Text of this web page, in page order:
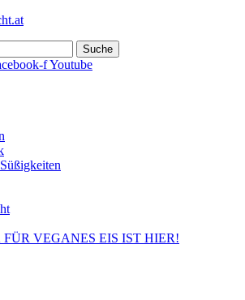
Suche
fYoutube
VEGANES EIS IST HIER!